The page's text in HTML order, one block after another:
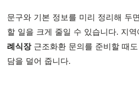
문구와 기본 정보를 미리 정리해 두
할 일을 크게 줄일 수 있습니다. 지역
례식장근조화환 문의를 준비할 때
담을 덜어 줍니다.